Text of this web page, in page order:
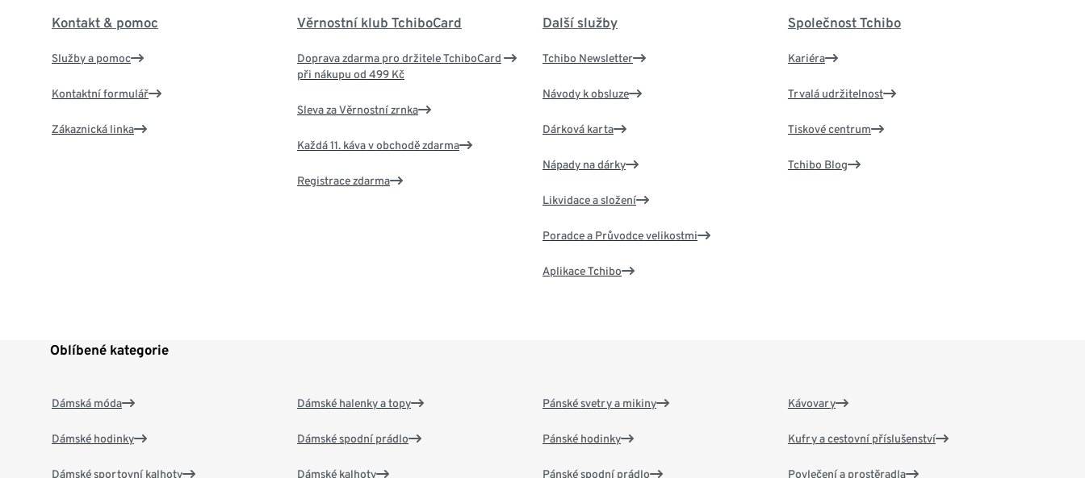
Kontakt & pomoc
Služby a pomoc
Kontaktní formulář
Zákaznická linka
Věrnostní klub TchiboCard
Doprava zdarma pro držitele TchiboCard
při nákupu od 499 Kč
Sleva za Věrnostní zrnka
Každá 11. káva v obchodě zdarma
Registrace zdarma
Další služby
Tchibo Newsletter
Návody k obsluze
Dárková karta
Nápady na dárky
Likvidace a složení
Poradce a Průvodce velikostmi
Aplikace Tchibo
Společnost Tchibo
Kariéra
Trvalá udržitelnost
Tiskové centrum
Tchibo Blog
Oblíbené kategorie
Dámská móda
Dámské hodinky
Dámské sportovní kalhoty
Dámské halenky a topy
Dámské spodní prádlo
Dámské kalhoty
Pánské svetry a mikiny
Pánské hodinky
Pánské spodní prádlo
Kávovary
Kufry a cestovní příslušenství
Povlečení a prostěradla